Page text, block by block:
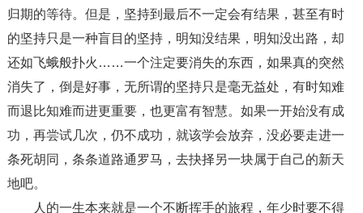
归期的等待。但是，坚持到最后不一定会有结果，甚至有时
的坚持只是一种盲目的坚持，明知没结果，明知没出路，却
还如飞蛾般扑火……一个注定要消失的东西，如果真的突然
消失了，倒是好事，无所谓的坚持只是毫无益处，有时知难
而退比知难而进更重要，也更富有智慧。如果一开始没有成
功，再尝试几次，仍不成功，就该学会放弃，没必要走进一
条死胡同，条条道路通罗马，去抉择另一块属于自己的新天
地吧。
人的一生本来就是一个不断挥手的旅程，年少时要不得